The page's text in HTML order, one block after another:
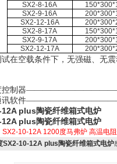
SX2-8-16A
SX2-9-16A
SX2-12-16A
SX2-8-17A
SX2-9-17A
SX2-12-17A
在空载条件下，无强磁、无
度控制器
通讯软件
plus陶瓷纤维箱式电炉
plus陶瓷纤维箱式电炉
SX2-10-12A 1200度马弗炉 高温电
SX2-10-12A plus陶瓷纤维箱式电炉